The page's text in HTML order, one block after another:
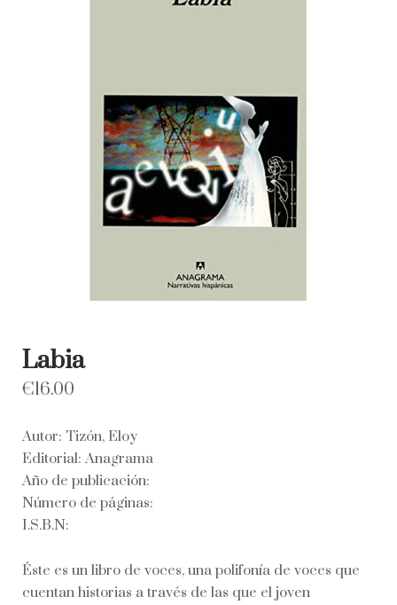
Labia
€16.00
Autor: Tizón, Eloy
Editorial: Anagrama
Año de publicación:
Número de páginas:
I.S.B.N:
Éste es un libro de voces, una polifonía de voces que
cuentan historias a través de las que el joven